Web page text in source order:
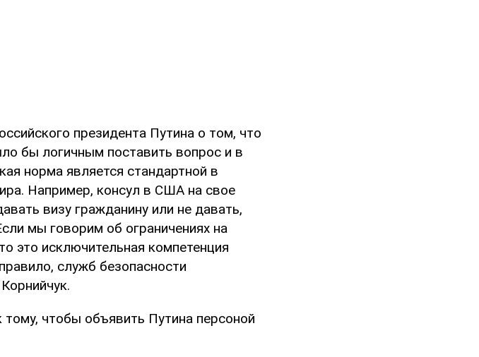
президента Путина о том, что
бы логичным поставить вопрос и в
норма является стандартной в
Например, консул в США на свое
визу гражданину или не давать,
мы говорим об ограничениях на
это исключительная компетенция
служб безопасности
чтобы объявить Путина персоной